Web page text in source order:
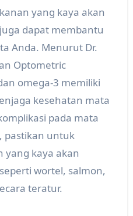
yang kaya akan
dapat membantu
Anda. Menurut Dr.
Optometric
omega-3 memiliki
kesehatan mata
pada mata
pastikan untuk
yang kaya akan
wortel, salmon,
teratur.